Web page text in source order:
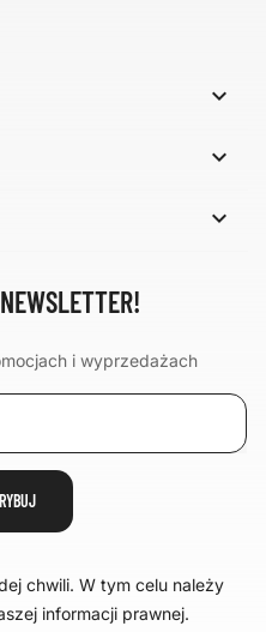



i wyprzedażach
chwili. W tym celu należy
informacji prawnej.